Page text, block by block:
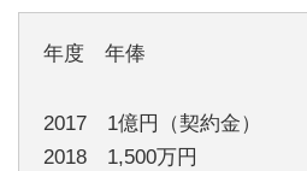
年度 年俸
2017 1億円（契約金）
2018 1,500万円